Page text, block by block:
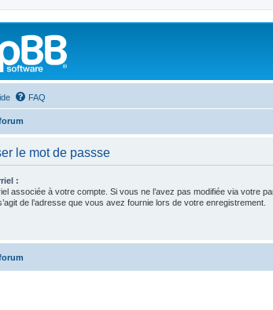
FAQ
le mot de passse
:
associée à votre compte. Si vous ne l’avez pas modifiée via votre
de l’adresse que vous avez fournie lors de votre enregistrement.